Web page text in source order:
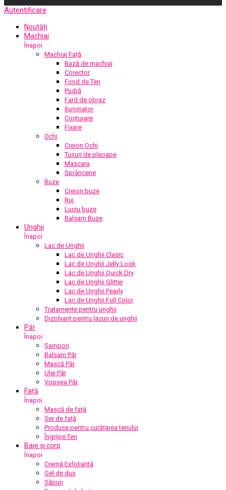
Autentificare
Noutăți
Machiaj
Înapoi
Machiaj Față
Bază de machiaj
Corector
Fond de Ten
Pudră
Fard de obraz
Iluminator
Conturare
Fixare
Ochi
Creion Ochi
Tușuri de pleoape
Mascara
Sprâncene
Buze
Creion buze
Ruj
Luciu buze
Balsam Buze
Unghii
Înapoi
Lac de Unghii
Lac de Unghii Clasic
Lac de Unghii Jelly Look
Lac de Unghii Quick Dry
Lac de Unghii Glitter
Lac de Unghii Pearly
Lac de Unghii Full Color
Tratamente pentru unghii
Dizolvant pentru lacuri de unghii
Păr
Înapoi
Șampon
Balsam Păr
Mască Păr
Ulei Păr
Vopsea Păr
Față
Înapoi
Mască de față
Ser de față
Produse pentru curățarea tenului
Îngrijire Ten
Baie și corp
Înapoi
Cremă Exfoliantă
Gel de duș
Săpun